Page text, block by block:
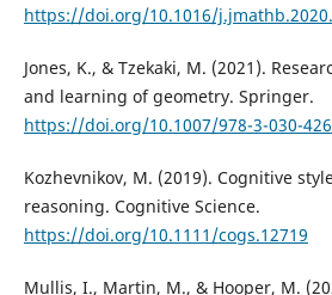
https://doi.org/10.1016/
Jones, K., & Tzekaki, M. (2021).
and learning of geometry. Springer.
https://doi.org/10.1007/978-3-030-
Kozhevnikov, M. (2019). Cognitive
reasoning. Cognitive Science.
https://doi.org/10.1111/cogs.12719
Mullis, I., Martin, M., & Hooper, M.